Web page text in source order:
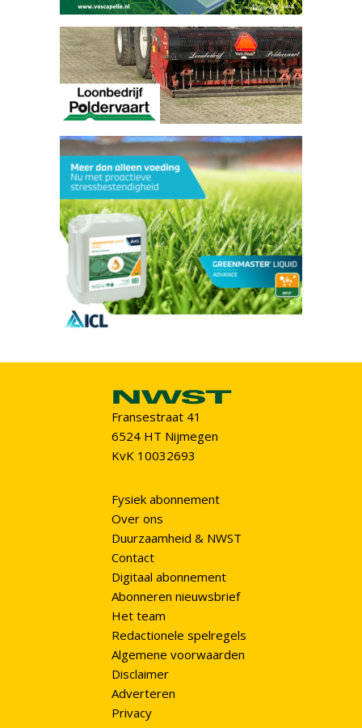
Fransestraat 41
6524 HT Nijmegen
KvK 10032693
Fysiek abonnement
Over ons
Duurzaamheid & NWST
Contact
Digitaal abonnement
Abonneren nieuwsbrief
Het team
Redactionele spelregels
Algemene voorwaarden
Disclaimer
Adverteren
Privacy